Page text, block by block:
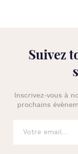
Suivez
Inscrivez-vous à
prochains